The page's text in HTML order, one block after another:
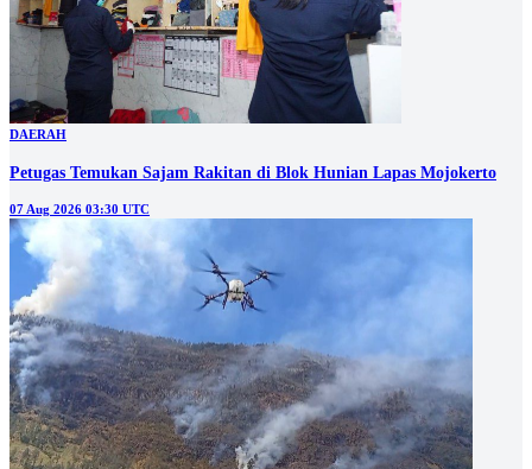
DAERAH
Petugas Temukan Sajam Rakitan di Blok Hunian Lapas Mojokerto
07 Aug 2026 03:30 UTC